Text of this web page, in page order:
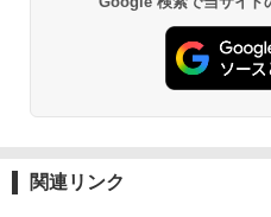
関連リンク